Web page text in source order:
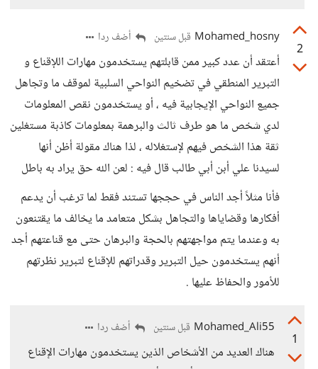
2
Mohamed_hosny قبل سنتين أضف ردا
أعتقد أن عدد كبير ممن قابلتهم يستخدمون مهارات اللإقناع و
التبرير المنطقي في تضخيم النواحي السلبية لموقف ما وتجاهل
جميع النواحي الإيجابية فيه ، أو يستخدمون نقص المعلومات
لدي شخص ما هو طرف ثالث والبرهمة بمعلومات كاذبة مستغلين
ثقة هذا الشخص فيهم لإستغلاله ، لذا هناك مقولة أظن أنها
لسيدنا علي أبن أبي طالب قال فيه : لعن الله حق يراد به باطل
فأنا مثلاً أجد الناس في حججها تستند فقط لما ترغب أن يدعم
أفكارها وقضاياها والتجاهل بشكل متعامد ما يخالف ما يقتنعون
به وعندما يتم مواجهتهم بالحجة والبرهان حتى مع قناعتهم أجد
أنهم يستخدمون حيل التبرير وقدراتهم للإقناع لتبرير نظرتهم
للأمور والحفاظ عليها .
1
Mohamed_Ali55 قبل سنتين أضف ردا
هناك العديد من الأشخاص الذين يستخدمون مهارات الإقناع